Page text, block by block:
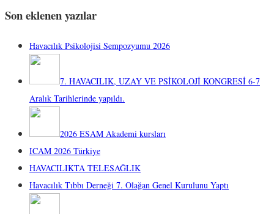
Son eklenen yazılar
Havacılık Psikolojisi Sempozyumu 2026
7. HAVACILIK, UZAY VE PSİKOLOJİ KONGRESİ 6-7
Aralık Tarihlerinde yapıldı.
2026 ESAM Akademi kursları
ICAM 2026 Türkiye
HAVACILIKTA TELESAĞLIK
Havacılık Tıbbı Derneği 7. Olağan Genel Kurulunu Yaptı